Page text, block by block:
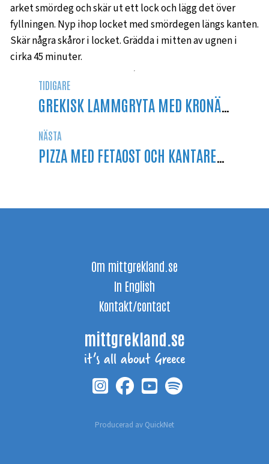
arket smördeg och skär ut ett lock och lägg det över
fyllningen. Nyp ihop locket med smördegen längs kanten.
Skär några skåror i locket. Grädda i mitten av ugnen i
cirka 45 minuter.
TIDIGARE
NÄSTA
Om mittgrekland.se
In English
Kontakt/contact
mittgrekland.se
it’s all about Greece
Producerad av QuickNet